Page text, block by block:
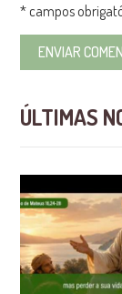
* campos
ÚLTIMAS